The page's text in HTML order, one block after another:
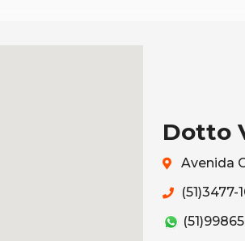
Dotto
Avenida
(51)3477-